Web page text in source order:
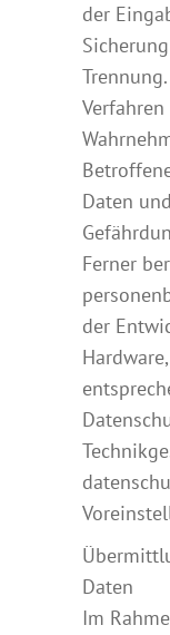
der
Daten
Ferner
der
Daten
Im